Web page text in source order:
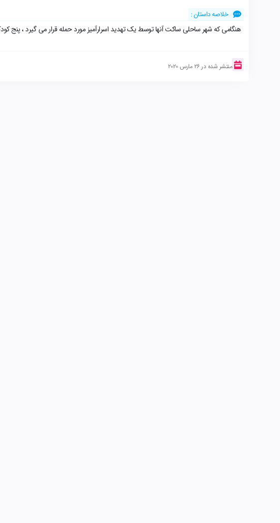
خلاصه داستان :
هنگامی که شهر ساحلی ساکت آنها توسط یک تهدید اسرارآمیز مورد حمله قرار می گیرد ، پنج
منتشر شده در 26 مارس 2020